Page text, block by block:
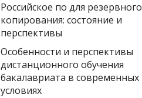
Российское по для резервного
копирования: состояние и
перспективы
Особенности и перспективы
дистанционного обучения
бакалавриата в современных
условиях